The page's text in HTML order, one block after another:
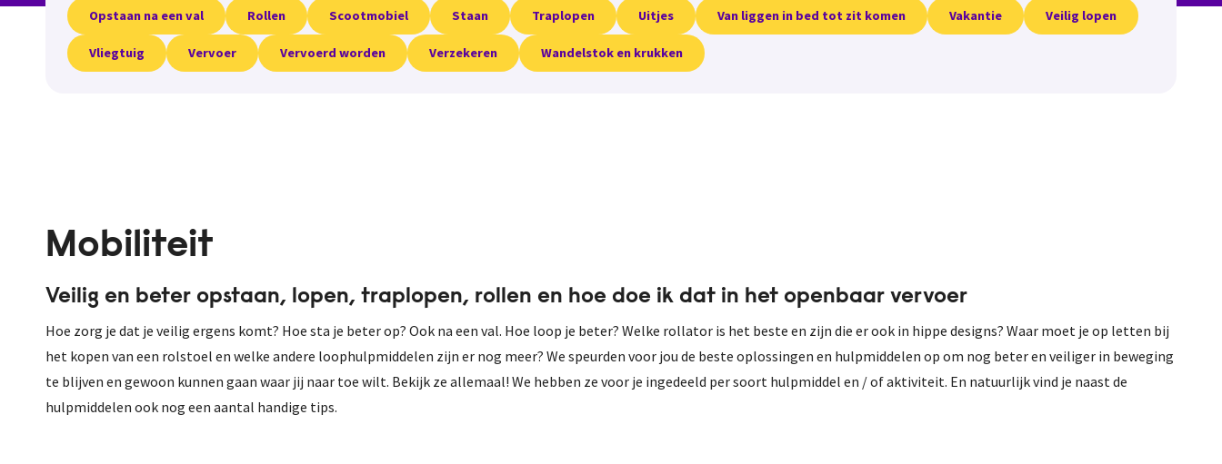
Opstaan na een val Rollen Scootmobiel Staan Traplopen Uitjes Van liggen in bed tot zit komen Vakantie Veilig lopen
Vliegtuig Vervoer Vervoerd worden Verzekeren Wandelstok en krukken
Mobiliteit
Veilig en beter opstaan, lopen, traplopen, rollen en hoe doe ik dat in het openbaar vervoer
Hoe zorg je dat je veilig ergens komt? Hoe sta je beter op? Ook na een val. Hoe loop je beter? Welke rollator is het beste en zijn die er ook in hippe designs? Waar moet je op letten bij
het kopen van een rolstoel en welke andere loophulpmiddelen zijn er nog meer? We speurden voor jou de beste oplossingen en hulpmiddelen op om nog beter en veiliger in beweging
te blijven en gewoon kunnen gaan waar jij naar toe wilt. Bekijk ze allemaal! We hebben ze voor je ingedeeld per soort hulpmiddel en / of aktiviteit. En natuurlijk vind je naast de
hulpmiddelen ook nog een aantal handige tips.